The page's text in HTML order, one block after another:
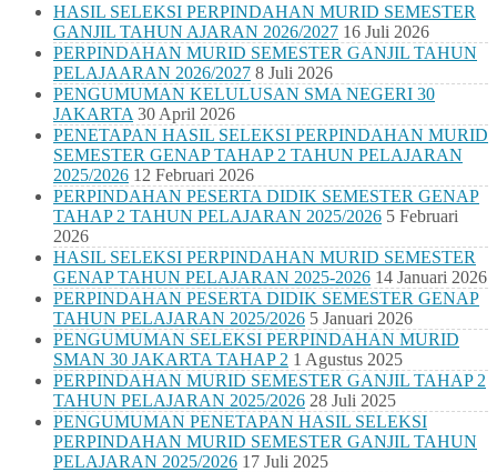
HASIL SELEKSI PERPINDAHAN MURID SEMESTER
GANJIL TAHUN AJARAN 2026/2027 16 Juli 2026
PERPINDAHAN MURID SEMESTER GANJIL TAHUN
PELAJAARAN 2026/2027 8 Juli 2026
PENGUMUMAN KELULUSAN SMA NEGERI 30
JAKARTA 30 April 2026
PENETAPAN HASIL SELEKSI PERPINDAHAN MURID
SEMESTER GENAP TAHAP 2 TAHUN PELAJARAN
2025/2026 12 Februari 2026
PERPINDAHAN PESERTA DIDIK SEMESTER GENAP
TAHAP 2 TAHUN PELAJARAN 2025/2026 5 Februari
2026
HASIL SELEKSI PERPINDAHAN MURID SEMESTER
GENAP TAHUN PELAJARAN 2025-2026 14 Januari 2026
PERPINDAHAN PESERTA DIDIK SEMESTER GENAP
TAHUN PELAJARAN 2025/2026 5 Januari 2026
PENGUMUMAN SELEKSI PERPINDAHAN MURID
SMAN 30 JAKARTA TAHAP 2 1 Agustus 2025
PERPINDAHAN MURID SEMESTER GANJIL TAHAP 2
TAHUN PELAJARAN 2025/2026 28 Juli 2025
PENGUMUMAN PENETAPAN HASIL SELEKSI
PERPINDAHAN MURID SEMESTER GANJIL TAHUN
PELAJARAN 2025/2026 17 Juli 2025